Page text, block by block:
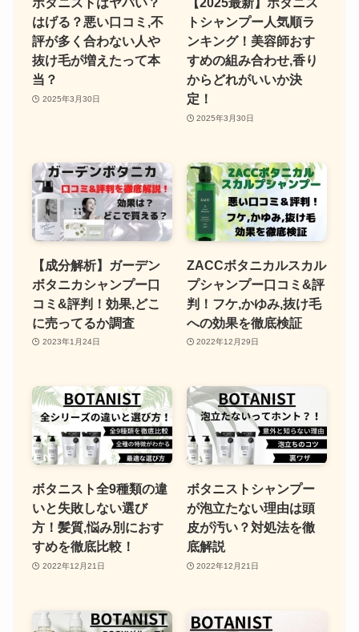
はげる？悪い口コミ,不
評が多く合わない人や
抜け毛が増えたって本
当？
2025年3月30日
トシャンプー人気順ラ
ンキング！美容師おす
すめの組み合わせ,香り
からどれがいいか決
定！
2025年3月30日
【成分解析】ガーデン
ボタニカシャンプー口
コミ&評判！効果,どこ
に売ってるか調査
2023年1月24日
ZACCボタニカルスカル
プシャンプー口コミ&評
判！フケ,かゆみ,抜け毛
への効果を徹底検証
2022年12月29日
ボタニスト全9種類の違
いと失敗しない選び
方！髪質,悩み別におす
すめを徹底比較！
2022年12月21日
ボタニストシャンプー
が泡立たない理由は頭
皮が汚い？対処法を徹
底解説
2022年12月21日